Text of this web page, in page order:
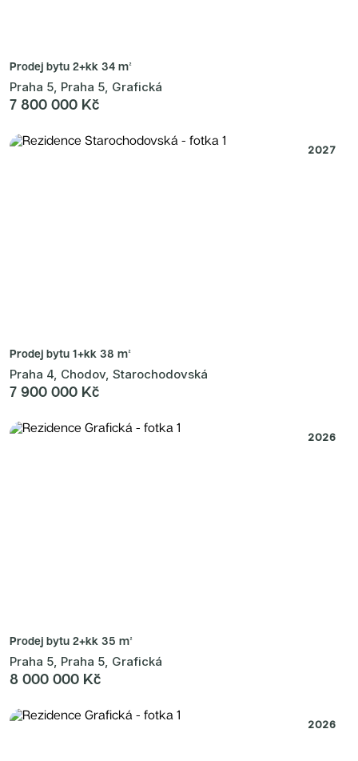
Prodej bytu 2+kk 34 m²
Praha 5, Praha 5, Grafická
7 800 000 Kč
2027
Prodej bytu 1+kk 38 m²
Praha 4, Chodov, Starochodovská
7 900 000 Kč
2026
Prodej bytu 2+kk 35 m²
Praha 5, Praha 5, Grafická
8 000 000 Kč
2026